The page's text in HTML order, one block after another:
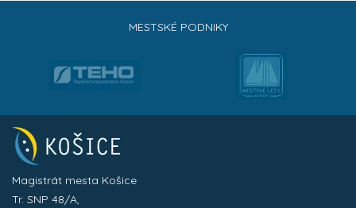
MESTSKÉ PODNIKY
Magistrát mesta Košice
Tr. SNP 48/A,